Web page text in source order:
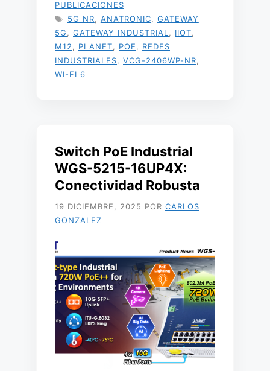
PUBLICACIONES
ETIQUETAS
5G NR ANATRONIC
GATEWAY
5G
GATEWAY INDUSTRIAL IIOT
M12
PLANET POE
REDES
INDUSTRIALES
VCG-2406WP-NR
WI-FI 6
Switch PoE Industrial
WGS-5215-16UP4X:
Conectividad Robusta
19 DICIEMBRE, 2025 POR CARLOS
GONZALEZ